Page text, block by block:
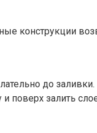
конструкции
до
поверх залить